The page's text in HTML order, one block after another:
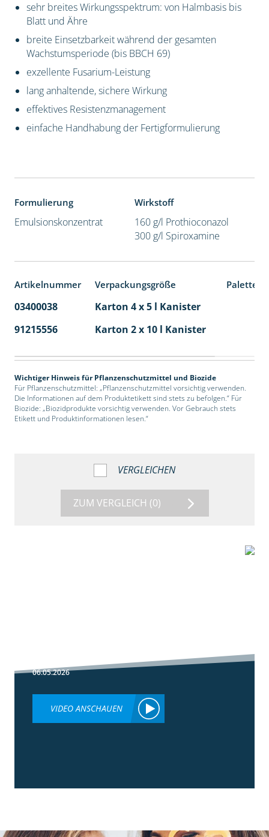
sehr breites Wirkungsspektrum: von Halmbasis bis
Blatt und Ähre
breite Einsetzbarkeit während der gesamten
Wachstumsperiode (bis BBCH 69)
exzellente Fusarium-Leistung
lang anhaltende, sichere Wirkung
effektives Resistenzmanagement
einfache Handhabung der Fertigformulierung
Formulierung
Emulsionskonzentrat
Wirkstoff
160 g/l Prothioconazol
300 g/l Spiroxamine
Artikelnummer Verpackungsgröße
03400038 Karton 4 x 5 l Kanister
91215556
Karton 2 x 10 l Kanister
Wichtiger Hinweis für Pflanzenschutzmittel und Biozide
Für Pflanzenschutzmittel: „Pflanzenschutzmittel vorsichtig verwenden.
Die Informationen auf dem Produktetikett sind stets zu befolgen.“ Für
Biozide: „Biozidprodukte vorsichtig verwenden. Vor Gebrauch stets
Etikett und Produktinformationen lesen.“
VERGLEICHEN
ZUM VERGLEICH (0)
06.05.2026
VIDEO ANSCHAUEN